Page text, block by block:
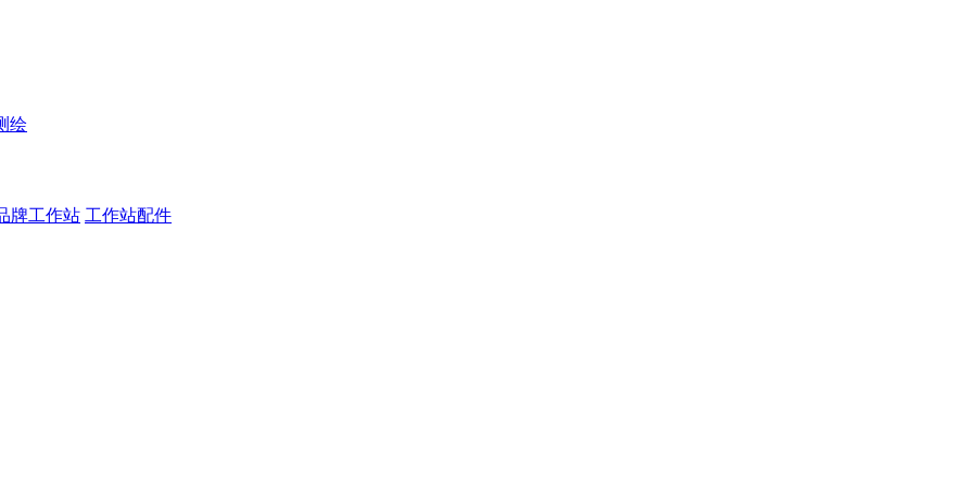
绘
牌工作站 工作站配件